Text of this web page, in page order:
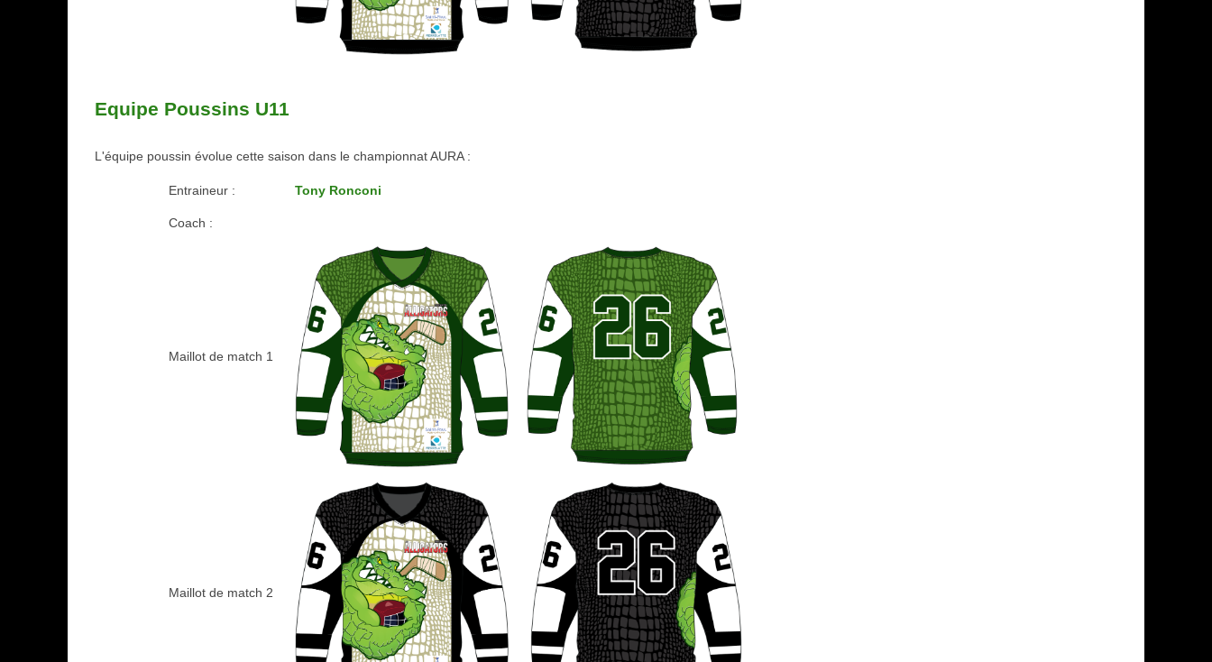
Equipe Poussins U11
L'équipe poussin évolue cette saison dans le championnat AURA :
Entraineur : Tony Ronconi
Coach :
Maillot de match 1
Maillot de match 2